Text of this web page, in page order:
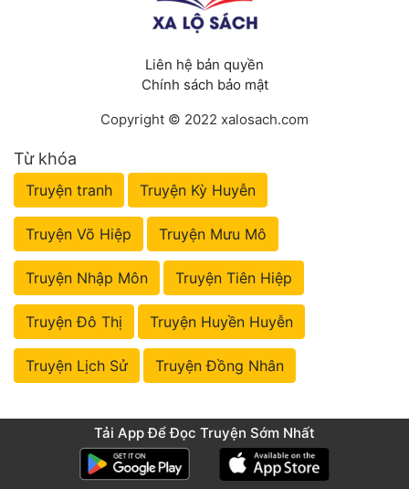
Liên hệ bản quyền
Chính sách bảo mật
Copyright © 2022 xalosach.com
Từ khóa
Truyện tranh Truyện Kỳ Huyễn
Truyện Võ Hiệp Truyện Mưu Mô
Truyện Nhập Môn Truyện Tiên Hiệp
Truyện Đô Thị Truyện Huyền Huyễn
Truyện Lịch Sử Truyện Đồng Nhân
Tải App Để Đọc Truyện Sớm Nhất